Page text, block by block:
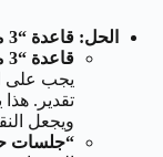
الحل: قاعدة “3 مقابل 1″ و”جلسات حل المشكلات”
قاعدة “3 مقابل 1”:
يجب على
تقدير.
ويجعل
“جلسات